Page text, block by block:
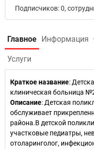
Подписчиков: 0,
Главное Информация
Услуги
Краткое название:
клиническая больница
Описание: Детская
обслуживает
района.В детской
участковые педиатры,
отоларинголог,